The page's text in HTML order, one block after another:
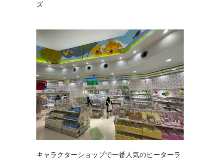
ズ
キャラクターショップで一番人気のピーターラ